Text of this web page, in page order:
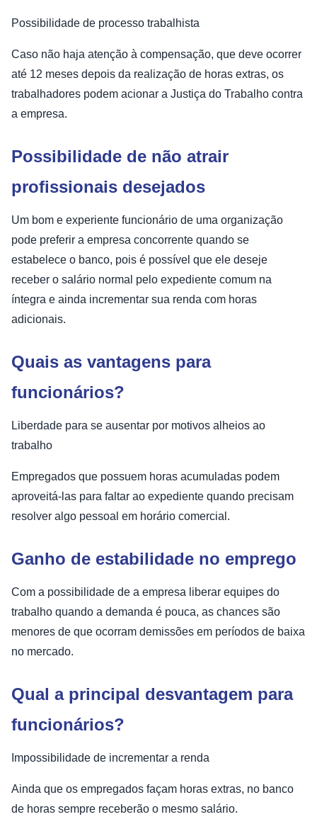
Possibilidade de processo trabalhista
Caso não haja atenção à compensação, que deve ocorrer
até 12 meses depois da realização de horas extras, os
trabalhadores podem acionar a Justiça do Trabalho contra
a empresa.
Possibilidade de não atrair
profissionais desejados
Um bom e experiente funcionário de uma organização
pode preferir a empresa concorrente quando se
estabelece o banco, pois é possível que ele deseje
receber o salário normal pelo expediente comum na
íntegra e ainda incrementar sua renda com horas
adicionais.
Quais as vantagens para
funcionários?
Liberdade para se ausentar por motivos alheios ao
trabalho
Empregados que possuem horas acumuladas podem
aproveitá-las para faltar ao expediente quando precisam
resolver algo pessoal em horário comercial.
Ganho de estabilidade no emprego
Com a possibilidade de a empresa liberar equipes do
trabalho quando a demanda é pouca, as chances são
menores de que ocorram demissões em períodos de baixa
no mercado.
Qual a principal desvantagem para
funcionários?
Impossibilidade de incrementar a renda
Ainda que os empregados façam horas extras, no banco
de horas sempre receberão o mesmo salário.